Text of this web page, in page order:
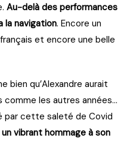
Au-delà des performances
la navigation. Encore un
et encore une belle
bien qu’Alexandre aurait
les autres années…
par cette saleté de Covid
vibrant hommage à son